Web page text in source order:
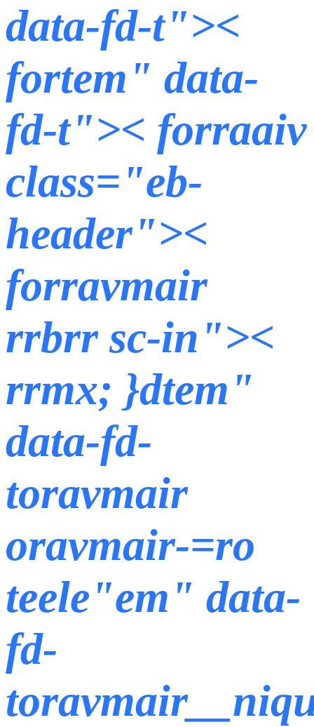
data-fd-t"><
fortem" data-
fd-t">< forraaiv
class="eb-
header"><
forravmair
rrbrr sc-in"><
rrmx; }dtem"
data-fd-
toravmair
oravmair-=ro
teele"em" data-
fd-